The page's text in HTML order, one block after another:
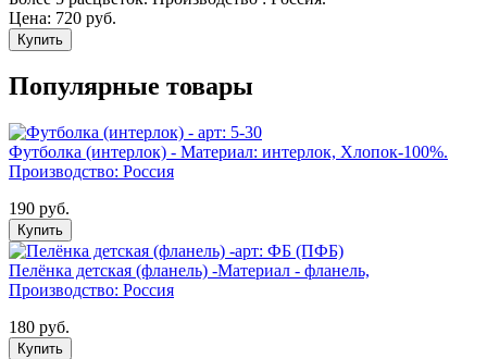
Цена: 720 руб.
Купить
Популярные товары
Футболка (интерлок) - Материал: интерлок, Хлопок-100%.
Производство: Россия
190 руб.
Купить
Пелёнка детская (фланель) -Материал - фланель,
Производство: Россия
180 руб.
Купить